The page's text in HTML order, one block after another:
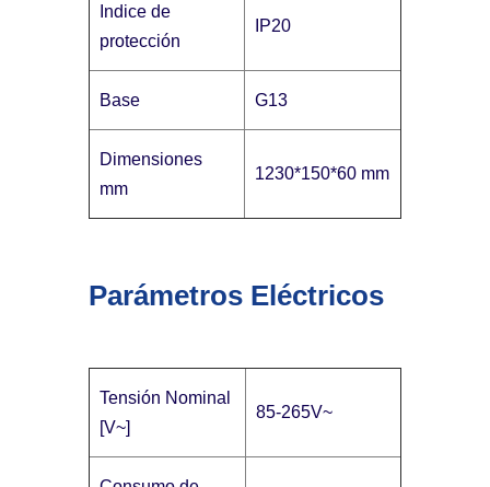
Indice de
protección
IP20
Base G13
Dimensiones
mm
1230*150*60 mm
Parámetros Eléctricos
Tensión Nominal
[V~]
85-265V~